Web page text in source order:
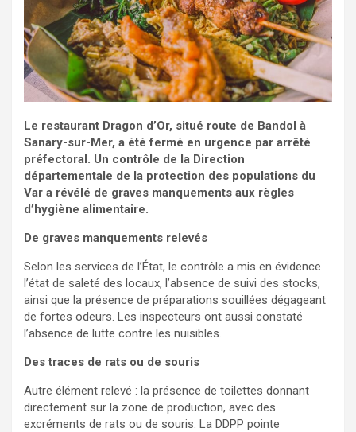
Le restaurant Dragon d’Or, situé route de Bandol à
Sanary-sur-Mer, a été fermé en urgence par arrêté
préfectoral. Un contrôle de la Direction
départementale de la protection des populations du
Var a révélé de graves manquements aux règles
d’hygiène alimentaire.
De graves manquements relevés
Selon les services de l’État, le contrôle a mis en évidence
l’état de saleté des locaux, l’absence de suivi des stocks,
ainsi que la présence de préparations souillées dégageant
de fortes odeurs. Les inspecteurs ont aussi constaté
l’absence de lutte contre les nuisibles.
Des traces de rats ou de souris
Autre élément relevé : la présence de toilettes donnant
directement sur la zone de production, avec des
excréments de rats ou de souris. La DDPP pointe